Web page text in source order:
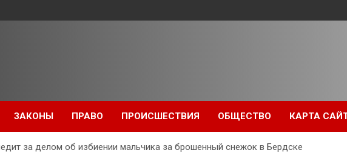
ЗАКОНЫ ПРАВО ПРОИСШЕСТВИЯ ОБЩЕСТВО КАРТА
за делом об избиении мальчика за брошенный снежок в Бердске